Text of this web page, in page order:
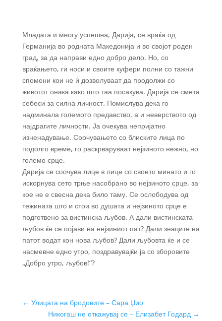
Младата и многу успешна, Дарија, се враќа од
Германија во родната Македонија и во својот роден
град, за да направи едно добро дело. Но, со
враќањето, ги носи и своите куфери полни со тажни
спомени кои не ѝ дозволуваат да продолжи со
животот онака како што таа посакува. Дарија се смета
себеси за силна личност. Помислува дека го
надминала големото предавство, а и неверството од
најдрагите личности. Ја очекува непријатно
изненадување. Соочувањето со блиските лица по
подолго време, го раскрваруваат нејзиното нежно, но
големо срце.
Дарија се соочува лице в лице со своето минато и го
искорнува сето трње насобрано во нејзиното срце, за
кое не е свесна дека било таму. Се ослободува од
тежината што и стои во душата и нејзиното срце е
подготвено за вистинска љубов. А дали вистинската
љубов ќе се појави на нејзиниот пат? Дали знаците на
патот водат кон нова љубов? Дали љубовта ќе и се
насмевне едно утро, поздравувајќи ја со зборовите
„Добро утро, љубов!“?
← Улицата на бродовите – Сара Џио
Никогаш не откажувај се – Елизабет Годард →